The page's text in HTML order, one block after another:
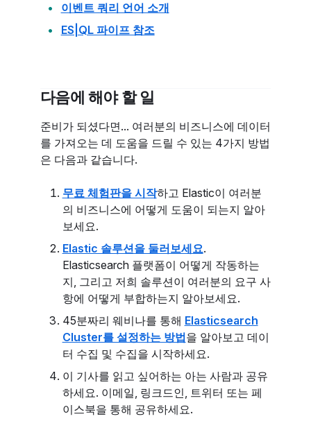
이벤트 쿼리 언어 소개
ES|QL 파이프 참조
다음에 해야 할 일
준비가 되셨다면... 여러분의 비즈니스에 데이터
를 가져오는 데 도움을 드릴 수 있는 4가지 방법
은 다음과 같습니다.
무료 체험판을 시작하고 Elastic이 여러분
의 비즈니스에 어떻게 도움이 되는지 알아
보세요.
Elastic 솔루션을 둘러보세요.
Elasticsearch 플랫폼이 어떻게 작동하는
지, 그리고 저희 솔루션이 여러분의 요구 사
항에 어떻게 부합하는지 알아보세요.
45분짜리 웨비나를 통해 Elasticsearch
Cluster를 설정하는 방법을 알아보고 데이
터 수집 및 수집을 시작하세요.
이 기사를 읽고 싶어하는 아는 사람과 공유
하세요. 이메일, 링크드인, 트위터 또는 페
이스북을 통해 공유하세요.